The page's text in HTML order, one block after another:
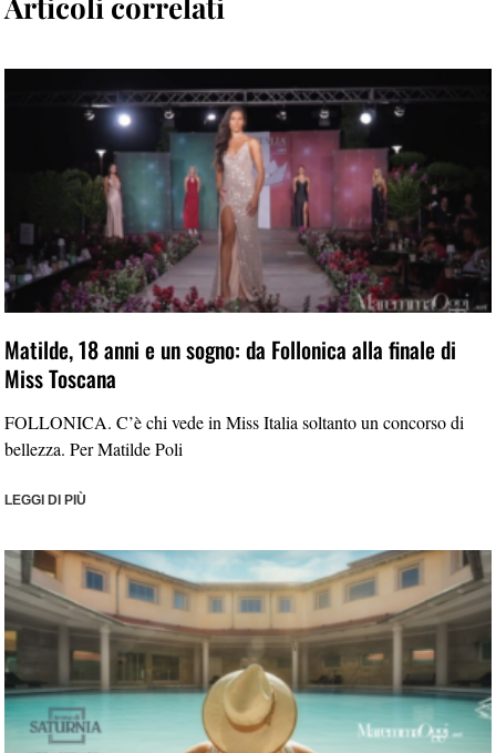
Matilde, 18 anni e un sogno: da Follonica alla finale di
Miss Toscana
FOLLONICA. C’è chi vede in Miss Italia soltanto un concorso di
bellezza. Per Matilde Poli
LEGGI DI PIÙ